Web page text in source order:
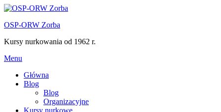
Przejdź
treści
OSP-ORW Zorba
Kursy nurkowania od 1962 r.
Menu
Główna
Blog
Blog
Organizacyjne
Kursy nurkowe